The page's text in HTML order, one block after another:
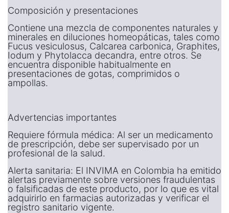
Composición y presentaciones
Contiene una mezcla de componentes naturales y
minerales en diluciones homeopáticas, tales como
Fucus vesiculosus, Calcarea carbonica, Graphites,
Iodum y Phytolacca decandra, entre otros. Se
encuentra disponible habitualmente en
presentaciones de gotas, comprimidos o
ampollas.
Advertencias importantes
Requiere fórmula médica: Al ser un medicamento
de prescripción, debe ser supervisado por un
profesional de la salud.
Alerta sanitaria: El INVIMA en Colombia ha emitido
alertas previamente sobre versiones fraudulentas
o falsificadas de este producto, por lo que es vital
adquirirlo en farmacias autorizadas y verificar el
registro sanitario vigente.